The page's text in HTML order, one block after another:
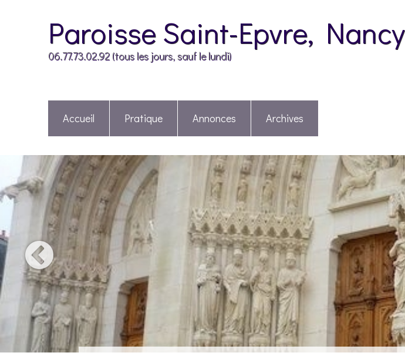
Paroisse Saint-Epvre, Nancy
06.77.73.02.92 (tous les jours, sauf le lundi)
Accueil Pratique Annonces Archives